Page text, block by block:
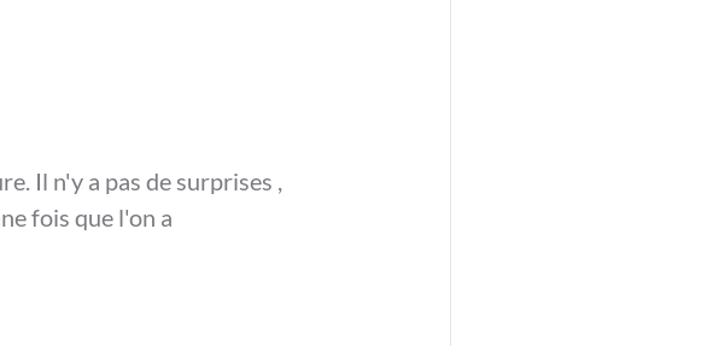
Il n'y a pas de surprises ,
fois que l'on a